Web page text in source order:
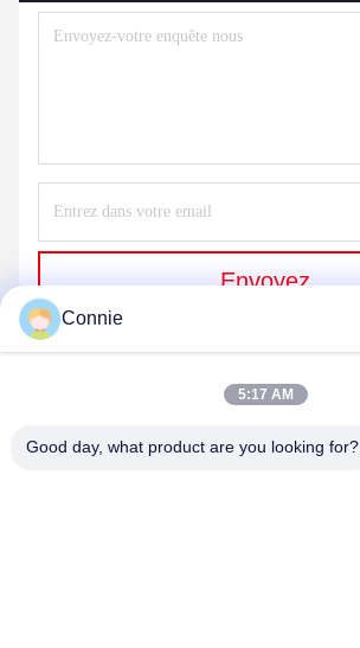
Envoyez
Connie
5:17 AM
Good day, what product are you looking for?